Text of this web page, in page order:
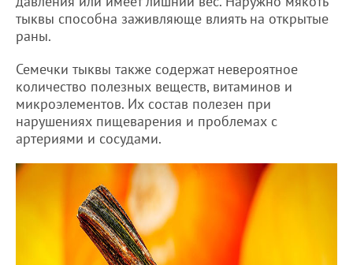
тыквы способна заживляюще влиять на открытые
раны.
Семечки тыквы также содержат невероятное
количество полезных веществ, витаминов и
микроэлементов. Их состав полезен при
нарушениях пищеварения и проблемах с
артериями и сосудами.